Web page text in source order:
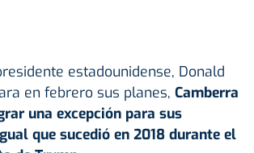
estadounidense, Donald
en febrero sus planes, Camberra
una excepción para sus
que sucedió en 2018 durante el